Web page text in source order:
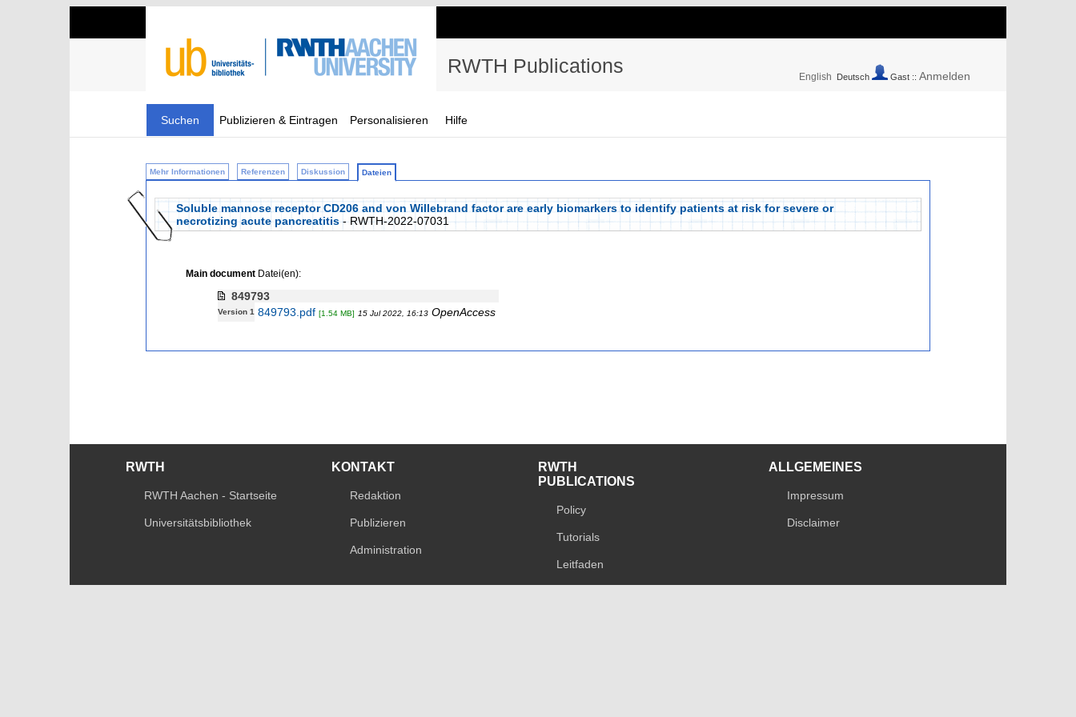
RWTH Publications English Deutsch Gast :: Anmelden
Suchen Publizieren & Eintragen Personalisieren Hilfe
Mehr Informationen Referenzen Diskussion Dateien
Soluble mannose receptor CD206 and von Willebrand factor are early biomarkers to identify patients at risk for severe or
necrotizing acute pancreatitis - RWTH-2022-07031
Main documentDatei(en):
849793
Version 1 849793.pdf [1.54 MB] 15 Jul 2022, 16:13 OpenAccess
RWTH
RWTH Aachen - Startseite
Universitätsbibliothek
KONTAKT
Redaktion
Publizieren
Administration
RWTH
PUBLICATIONS
Policy
Tutorials
Leitfaden
ALLGEMEINES
Impressum
Disclaimer